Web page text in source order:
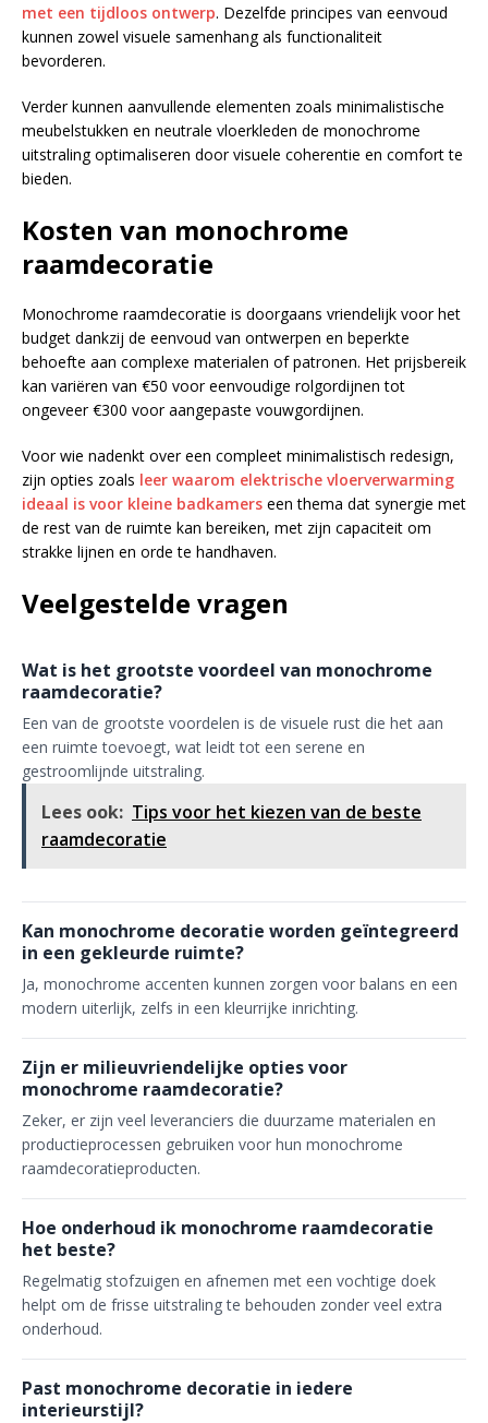
met een tijdloos ontwerp. Dezelfde principes van eenvoud
kunnen zowel visuele samenhang als functionaliteit
bevorderen.
Verder kunnen aanvullende elementen zoals minimalistische
meubelstukken en neutrale vloerkleden de monochrome
uitstraling optimaliseren door visuele coherentie en comfort te
bieden.
Kosten van monochrome
raamdecoratie
Monochrome raamdecoratie is doorgaans vriendelijk voor het
budget dankzij de eenvoud van ontwerpen en beperkte
behoefte aan complexe materialen of patronen. Het prijsbereik
kan variëren van €50 voor eenvoudige rolgordijnen tot
ongeveer €300 voor aangepaste vouwgordijnen.
Voor wie nadenkt over een compleet minimalistisch redesign,
zijn opties zoals leer waarom elektrische vloerverwarming
ideaal is voor kleine badkamers een thema dat synergie met
de rest van de ruimte kan bereiken, met zijn capaciteit om
strakke lijnen en orde te handhaven.
Veelgestelde vragen
Wat is het grootste voordeel van monochrome
raamdecoratie?
Een van de grootste voordelen is de visuele rust die het aan
een ruimte toevoegt, wat leidt tot een serene en
gestroomlijnde uitstraling.
Lees ook: Tips voor het kiezen van de beste
raamdecoratie
Kan monochrome decoratie worden geïntegreerd
in een gekleurde ruimte?
Ja, monochrome accenten kunnen zorgen voor balans en een
modern uiterlijk, zelfs in een kleurrijke inrichting.
Zijn er milieuvriendelijke opties voor
monochrome raamdecoratie?
Zeker, er zijn veel leveranciers die duurzame materialen en
productieprocessen gebruiken voor hun monochrome
raamdecoratieproducten.
Hoe onderhoud ik monochrome raamdecoratie
het beste?
Regelmatig stofzuigen en afnemen met een vochtige doek
helpt om de frisse uitstraling te behouden zonder veel extra
onderhoud.
Past monochrome decoratie in iedere
interieurstijl?